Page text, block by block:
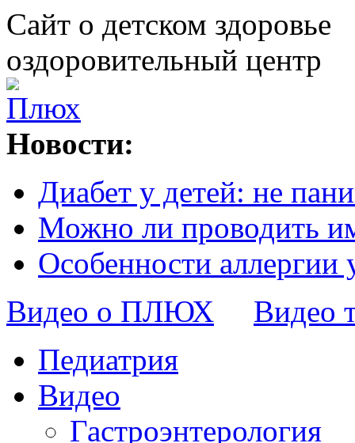
Сайт о детском здоровье
оздоровительный центр
Новости:
Диабет у детей: не
Можно ли проводить
Особенности аллергии
Видео о ПЛЮХ
Видео
Педиатрия
Видео
Гастроэнтерология